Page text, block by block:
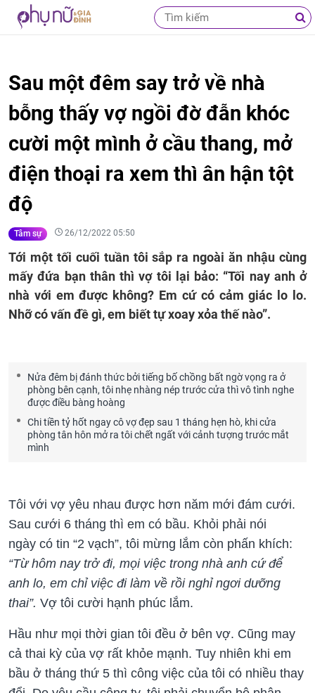
Sau một đêm say trở về nhà
bỗng thấy vợ ngồi đờ đẫn khóc
cười một mình ở cầu thang, mở
điện thoại ra xem thì ân hận tột
độ
Tâm sự 26/12/2022 05:50
Tới một tối cuối tuần tôi sắp ra ngoài ăn nhậu cùng
mấy đứa bạn thân thì vợ tôi lại bảo: “Tối nay anh ở
nhà với em được không? Em cứ có cảm giác lo lo.
Nhỡ có vấn đề gì, em biết tự xoay xỏa thế nào”.
Nửa đêm bị đánh thức bởi tiếng bố chồng bất ngờ vọng ra ở
phòng bên cạnh, tôi nhẹ nhàng nép trước cửa thì vô tình nghe
được điều bàng hoàng
Chi tiền tỷ hốt ngay cô vợ đẹp sau 1 tháng hẹn hò, khi cửa
phòng tân hôn mở ra tôi chết ngất với cảnh tượng trước mắt
mình
Tôi với vợ yêu nhau được hơn năm mới đám cưới.
Sau cưới 6 tháng thì em có bầu. Khỏi phải nói
ngày có tin “2 vạch”, tôi mừng lắm còn phấn khích:
“Từ hôm nay trở đi, mọi việc trong nhà anh cứ để
anh lo, em chỉ việc đi làm về rồi nghỉ ngơi dưỡng
thai”. Vợ tôi cười hạnh phúc lắm.
Hầu như mọi thời gian tôi đều ở bên vợ. Cũng may
cả thai kỳ của vợ rất khỏe mạnh. Tuy nhiên khi em
bầu ở tháng thứ 5 thì công việc của tôi có nhiều thay